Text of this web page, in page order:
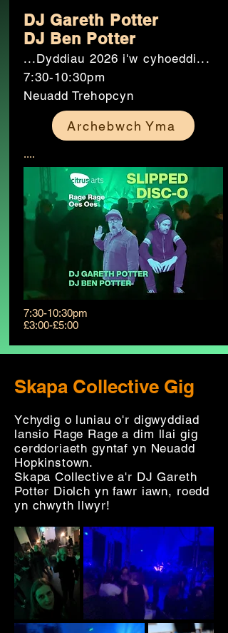
DJ Gareth Potter
DJ Ben Potter
...Dyddiau 2026 i'w cyhoeddi...
7:30-10:30pm
Neuadd Trehopcyn
Archebwch Yma
....
7:30-10:30pm
£3:00-£5:00
Skapa Collective Gig
Ychydig o luniau o'r digwyddiad
lansio Rage Rage a dim llai gig
cerddoriaeth gyntaf yn Neuadd
Hopkinstown.
Skapa Collective a'r DJ Gareth
Potter Diolch yn fawr iawn, roedd
yn chwyth llwyr!